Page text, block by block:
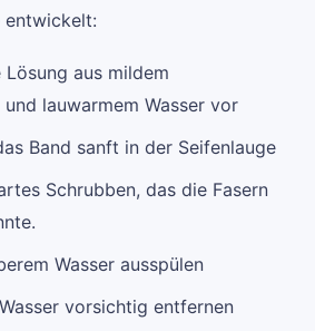
entwickelt:
Lösung aus mildem
lauwarmem Wasser vor
Band sanft in der Seifenlauge
Schrubben, das die Fasern
Wasser ausspülen
vorsichtig entfernen